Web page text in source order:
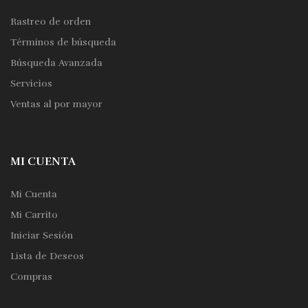
Rastreo de orden
Términos de búsqueda
Búsqueda Avanzada
Servicios
Ventas al por mayor
MI CUENTA
Mi Cuenta
Mi Carrito
Iniciar Sesión
Lista de Deseos
Compras